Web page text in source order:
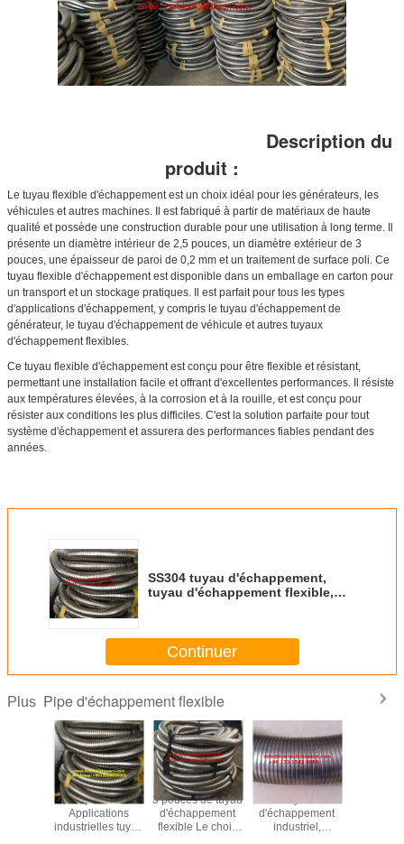
Description du
produit :
Le tuyau flexible d'échappement est un choix idéal pour les générateurs, les
véhicules et autres machines. Il est fabriqué à partir de matériaux de haute
qualité et possède une construction durable pour une utilisation à long terme. Il
présente un diamètre intérieur de 2,5 pouces, un diamètre extérieur de 3
pouces, une épaisseur de paroi de 0,2 mm et un traitement de surface poli. Ce
tuyau flexible d'échappement est disponible dans un emballage en carton pour
un transport et un stockage pratiques. Il est parfait pour tous les types
d'applications d'échappement, y compris le tuyau d'échappement de
générateur, le tuyau d'échappement de véhicule et autres tuyaux
d'échappement flexibles.
Ce tuyau flexible d'échappement est conçu pour être flexible et résistant,
permettant une installation facile et offrant d'excellentes performances. Il résiste
aux températures élevées, à la corrosion et à la rouille, et est conçu pour
résister aux conditions les plus difficiles. C'est la solution parfaite pour tout
système d'échappement et assurera des performances fiables pendant des
années.
SS304 tuyau d'échappement,
tuyau d'échappement flexible,
générateur
Continuer
Plus Pipe d'échappement flexible
3 pouces
Applications
industrielles tuyau
3 pouces de tuyau
d'échappement
flexible Le choix
d'échappement
industriel,